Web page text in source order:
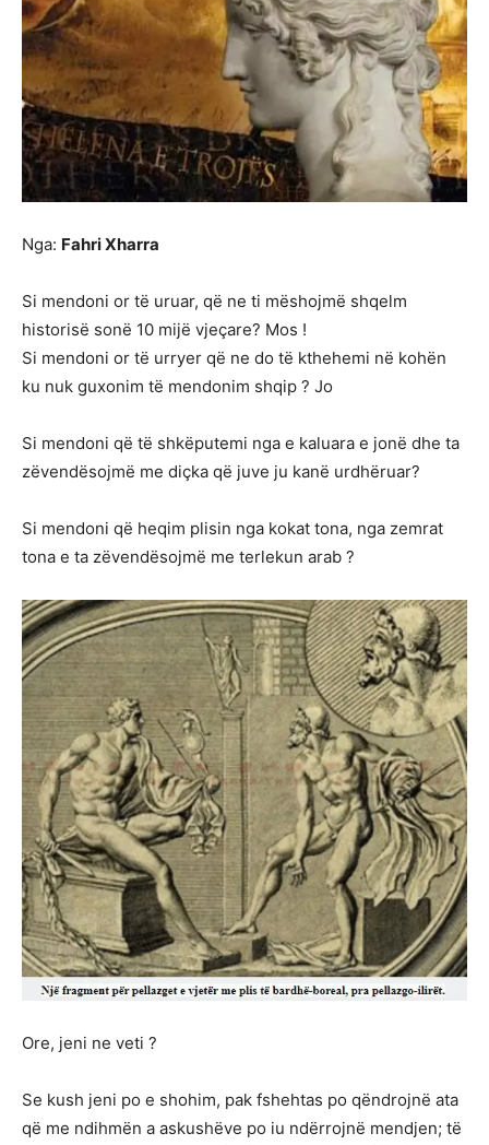
Nga: Fahri Xharra
Si mendoni or të uruar, që ne ti mëshojmë shqelm
historisë sonë 10 mijë vjeçare? Mos !
Si mendoni or të urryer që ne do të kthehemi në kohën
ku nuk guxonim të mendonim shqip ? Jo
Si mendoni që të shkëputemi nga e kaluara e jonë dhe ta
zëvendësojmë me diçka që juve ju kanë urdhëruar?
Si mendoni që heqim plisin nga kokat tona, nga zemrat
tona e ta zëvendësojmë me terlekun arab ?
Ore, jeni ne veti ?
Se kush jeni po e shohim, pak fshehtas po qëndrojnë ata
që me ndihmën a askushëve po iu ndërrojnë mendjen; të